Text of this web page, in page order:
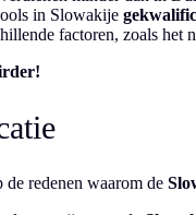
in Slowakije
factoren, zoals het
redenen waarom de